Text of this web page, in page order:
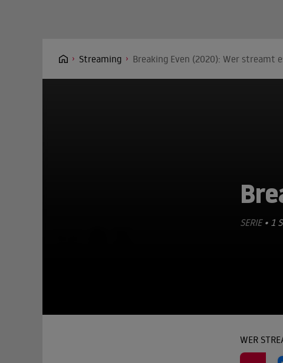
Streaming Breaking Even (2020): Wer streamt
SERIE • 1
WER